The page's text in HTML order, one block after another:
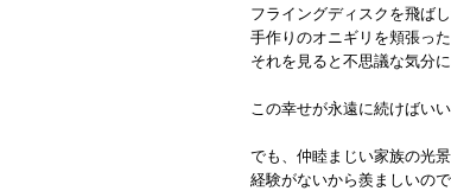
フライングディスクを飛ば
手作りのオニギリを頬張っ
それを見ると不思議な気分
この幸せが永遠に続けばい
でも、仲睦まじい家族の光
経験がないから羨ましいの